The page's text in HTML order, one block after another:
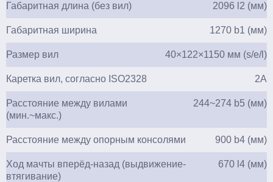
Габаритная длина (без вил) 2096 l2 (мм)
Габаритная ширина 1270 b1 (мм)
Размер вил 40×122×1150 мм (s/e/l)
Каретка вил, согласно ISO2328 2А
Расстояние между вилами
(мин.~макс.)
244~274 b5 (мм)
Расстояние между опорным консолями 900 b4 (мм)
Ход мачты вперёд-назад (выдвижение-
втягивание)
670 l4 (мм)